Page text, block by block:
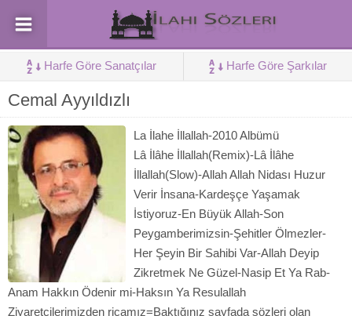
Harfe Göre Sanatçılar Harfe Göre Şarkılar
Cemal Ayyıldızlı
La İlahe İllallah-2010 Albümü
Lâ İlâhe İllallah(Remix)-Lâ İlâhe
İllallah(Slow)-Allah Allah Nidası Huzur
Verir İnsana-Kardeşçe Yaşamak
İstiyoruz-En Büyük Allah-Son
Peygamberimizsin-Şehitler Ölmezler-
Her Şeyin Bir Sahibi Var-Allah Deyip
Zikretmek Ne Güzel-Nasip Et Ya Rab-
Anam Hakkın Ödenir mi-Haksın Ya Resulallah
Ziyaretçilerimizden ricamız=Baktığınız sayfada sözleri olan